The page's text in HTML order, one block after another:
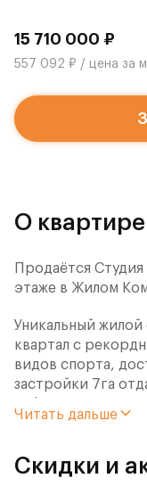
15 710 000 ₽
557 092 ₽ / цена за м
О квартире
Продаётся
этаже в Жилом
Уникальный
квартал с
видов спорта,
застройки 7га
спортивно-
- Ледовая арена
Читать дальше
Скидки и